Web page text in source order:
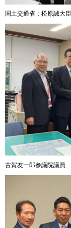
国土交通省：松原誠大
古賀友一郎参議院議員